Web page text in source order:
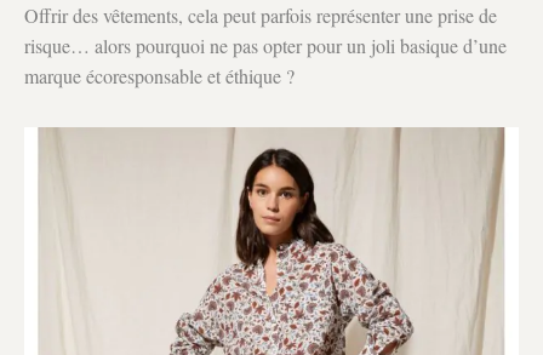
Offrir des vêtements, cela peut parfois représenter une prise de
risque… alors pourquoi ne pas opter pour un joli basique d’une
marque écoresponsable et éthique ?